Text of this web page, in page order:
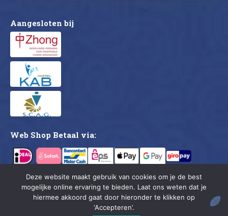
Aangesloten bij
Web Shop Betaal via:
CMDC © 2026. All rights reserved.
Deze website maakt gebruik van cookies om je de best
mogelijke online ervaring te bieden. Laat ons weten dat je
hiermee akkoord gaat door hieronder te klikken op
‘Accepteren’.